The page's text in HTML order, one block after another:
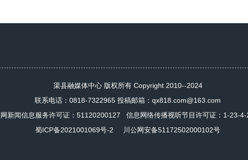
渠县融媒体中心 版权所有 Copyright 2010--2024
联系电话：0818-7322965 投稿邮箱：qx818.com@163.com
新闻信息服务许可证： 51120200127
信息网络传播视听节目许可证：1-23-
蜀ICP备2021001069号-2
川公网安备51172502000102号